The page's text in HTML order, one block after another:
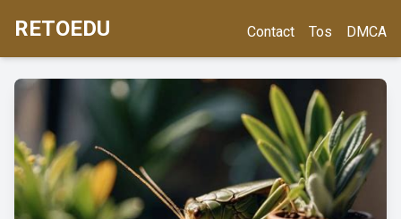
RETOEDU Contact Tos DMCA